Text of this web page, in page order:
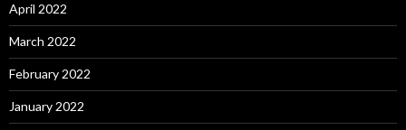
April 2022
March 2022
February 2022
January 2022